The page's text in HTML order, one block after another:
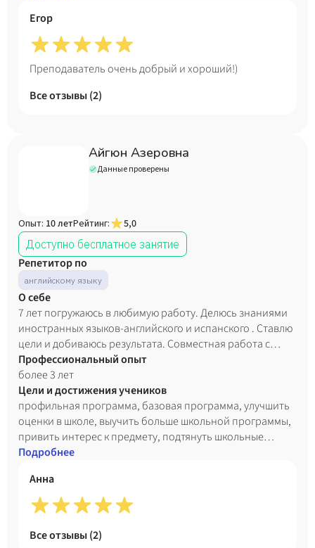
Егор
Преподаватель очень добрый и хороший!)
Все отзывы (2)
Айгюн Азеровна
Данные проверены
Опыт: 10 летРейтинг:
5,0
Доступно бесплатное занятие
Репетитор по
английскому языку
О себе
7 лет погружаюсь в любимую работу. Делюсь знаниями
иностранных языков-английского и испанского . Ставлю
цели и добиваюсь результата. Совместная работа с
учениками позволила нам сблизиться и стать для них не
только учителем , но и другом. Обучая, стараюсь помочь
детям раскрыться, поддерживаю интерес к изучению
английского языка, привить интерес и уважение к другой
культуре. Моё педагогическое кредо: Рука учителя
открывает разум, касается сердца, формирует будущее.
A teacher’s hand opens your mind, touches a heart, shapes
слушать музыку, проводить время с друзьями.
Профессиональный опыт
более 3 лет
Цели и достижения учеников
профильная программа, базовая программа, улучшить
оценки в школе, выучить больше школьной программы,
привить интерес к предмету, подтянуть школьные
знания, работа с особенными детьми
Подробнее
Анна
Все отзывы (2)